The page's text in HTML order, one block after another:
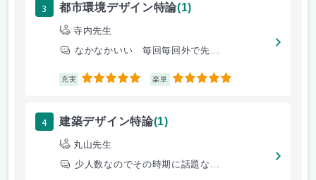
3 都市環境デザイン特論(1)
寺内先生
なかなかいい 毎回毎回外で先...
充実 5 楽単 5
4 建築デザイン特論(1)
丸山先生
少人数なのでその時期に話題な...